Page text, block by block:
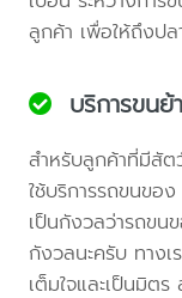
ลูกค้า เพื่อให้ถึงป
บริการขน
สำหรับลูกค้าที่มีสั
ใช้บริการรถขนขอ
เป็นกังวลว่ารถขน
กังวลนะครับ ทาง
เต็มใจและเป็นมิต